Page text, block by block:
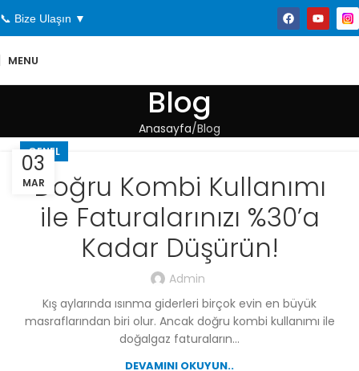
📞 Bize Ulaşın ▼
MENU
Blog
Anasayfa Blog
03
MAR
GENEL
Doğru Kombi Kullanımı
ile Faturalarınızı %30’a
Kadar Düşürün!
Admin
Kış aylarında ısınma giderleri birçok evin en büyük
masraflarından biri olur. Ancak doğru kombi kullanımı ile
doğalgaz faturaların...
DEVAMINI OKUYUN..